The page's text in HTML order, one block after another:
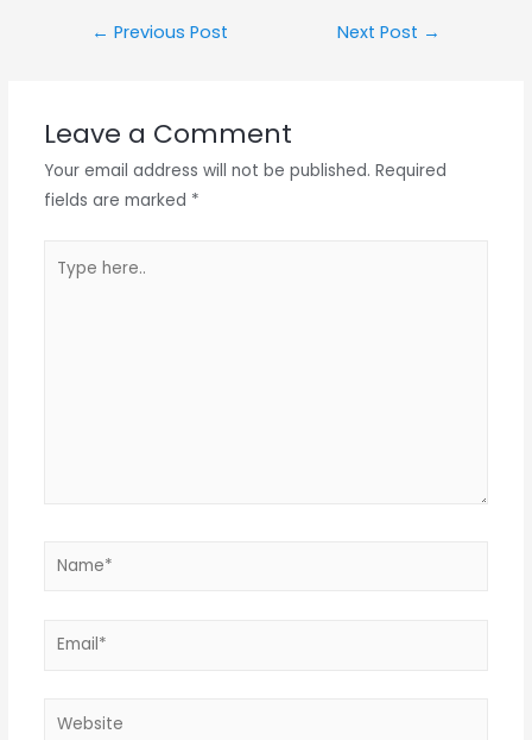
← Previous Post Next Post →
Leave a Comment
Your email address will not be published. Required
fields are marked *